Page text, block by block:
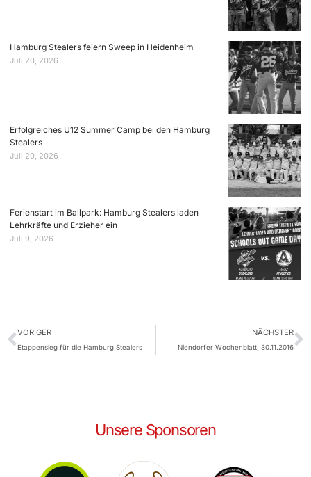
Hamburg Stealers feiern Sweep in Heidenheim
Juli 20, 2026
Erfolgreiches U12 Summer Camp bei den Hamburg
Stealers
Juli 20, 2026
Ferienstart im Ballpark: Hamburg Stealers laden
Lehrkräfte und Erzieher ein
Juli 9, 2026
VORIGER
Etappensieg für die Hamburg Stealers
NÄCHSTER
Niendorfer Wochenblatt, 30.11.2016
Unsere Sponsoren